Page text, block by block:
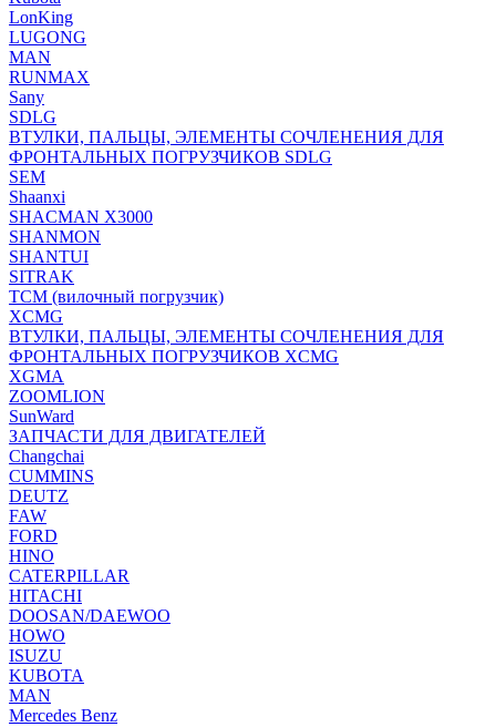
LonKing
LUGONG
MAN
RUNMAX
Sany
SDLG
ВТУЛКИ, ПАЛЬЦЫ, ЭЛЕМЕНТЫ СОЧЛЕНЕНИЯ ДЛЯ
ФРОНТАЛЬНЫХ ПОГРУЗЧИКОВ SDLG
SEM
Shaanxi
SHACMAN X3000
SHANMON
SHANTUI
SITRAK
TCM (вилочный погрузчик)
XCMG
ВТУЛКИ, ПАЛЬЦЫ, ЭЛЕМЕНТЫ СОЧЛЕНЕНИЯ ДЛЯ
ФРОНТАЛЬНЫХ ПОГРУЗЧИКОВ XCMG
XGMA
ZOOMLION
SunWard
ЗАПЧАСТИ ДЛЯ ДВИГАТЕЛЕЙ
Changchai
CUMMINS
DEUTZ
FAW
FORD
HINO
CATERPILLAR
HITACHI
DOOSAN/DAEWOO
HOWO
ISUZU
KUBOTA
MAN
Mercedes Benz